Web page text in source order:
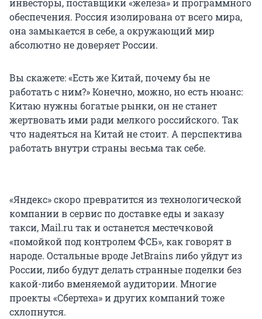
инвесторы, поставщики «железа» и программного
обеспечения. Россия изолирована от всего мира,
она замыкается в себе, а окружающий мир
абсолютно не доверяет России.
Вы скажете: «Есть же Китай, почему бы не
работать с ним?» Конечно, можно, но есть нюанс:
Китаю нужны богатые рынки, он не станет
жертвовать ими ради мелкого российского. Так
что надеяться на Китай не стоит. А перспектива
работать внутри страны весьма так себе.
«Яндекс» скоро превратится из технологической
компании в сервис по доставке еды и заказу
такси, Mail.ru так и останется местечковой
«помойкой под контролем ФСБ», как говорят в
народе. Остальные вроде JetBrains либо уйдут из
России, либо будут делать странные поделки без
какой-либо вменяемой аудитории. Многие
проекты «Сбертеха» и других компаний тоже
схлопнутся.